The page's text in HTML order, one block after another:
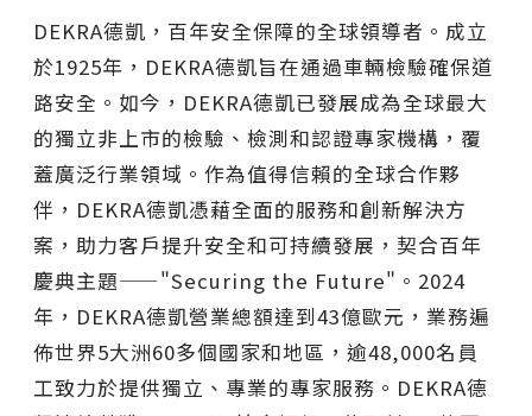
DEKRA德凱，百年安全保障的全球領導者。成立
於1925年，DEKRA德凱旨在通過車輛檢驗確保道
路安全。如今，DEKRA德凱已發展成為全球最大
的獨立非上市的檢驗、檢測和認證專家機構，覆
蓋廣泛行業領域。作為值得信賴的全球合作夥
伴，DEKRA德凱憑藉全面的服務和創新解決方
案，助力客戶提升安全和可持續發展，契合百年
慶典主題——"Securing the Future"。2024
年，DEKRA德凱營業總額達到43億歐元，業務遍
佈世界5大洲60多個國家和地區，逾48,000名員
工致力於提供獨立、專業的專家服務。DEKRA德